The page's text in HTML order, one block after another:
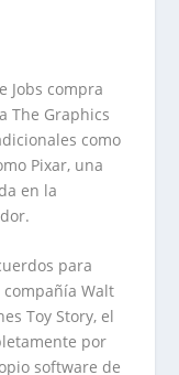
Jobs compra
The Graphics
como
Pixar, una
en la
para
Walt
Toy Story, el
por
software de